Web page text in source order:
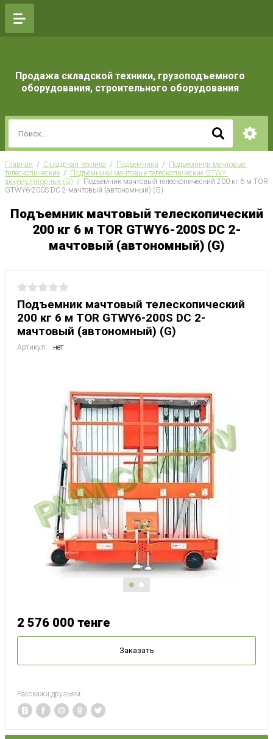
Продажа складской техники, грузоподъемного
оборудования, строительного оборудования
Главная
  /
Складская техника
  /
Подъемники
  /
Подъемники мачтовые
телескопические
  /
Подъемники мачтовые телескопические GTWY
аккумуляторные (G)
  /  Подъемник мачтовый телескопический 200 кг 6 м TOR
GTWY6-200S DC 2-мачтовый (автономный) (G)
Подъемник мачтовый телескопический
200 кг 6 м TOR GTWY6-200S DC 2-
мачтовый (автономный) (G)
Подъемник мачтовый телескопический
200 кг 6 м TOR GTWY6-200S DC 2-
мачтовый (автономный) (G)
Артикул: нет
2 576 000 тенге
Заказать
Расскажи друзьям: